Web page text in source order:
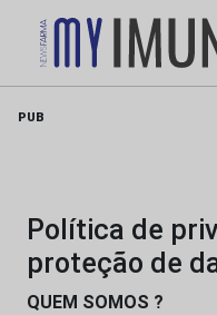
PUB
Política de
proteção de
QUEM SOMOS ?